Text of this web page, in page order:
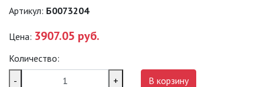
САДОВЫЕ СВЕТИЛЬНИКИ
Артикул: Б0073204
Цена: 3907.05 руб.
Количество:
-
+
В корзину